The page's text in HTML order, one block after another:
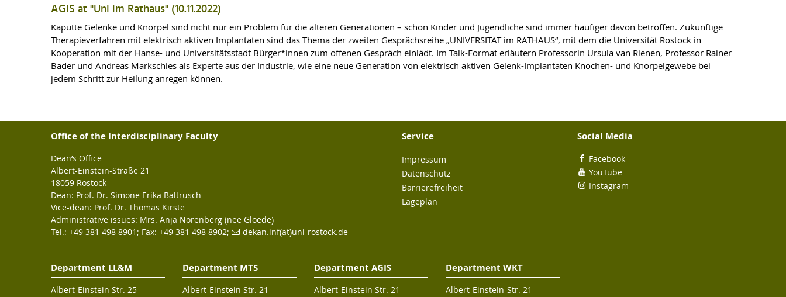
AGIS at "Uni im Rathaus" (10.11.2022)
Kaputte Gelenke und Knorpel sind nicht nur ein Problem für die älteren Generationen – schon Kinder und Jugendliche sind immer häufiger davon betroffen. Zukünftige
Therapieverfahren mit elektrisch aktiven Implantaten sind das Thema der zweiten Gesprächsreihe „UNIVERSITÄT im RATHAUS“, mit dem die Universität Rostock in
Kooperation mit der Hanse- und Universitätsstadt Bürger*innen zum offenen Gespräch einlädt. Im Talk-Format erläutern Professorin Ursula van Rienen, Professor Rainer
Bader und Andreas Markschies als Experte aus der Industrie, wie eine neue Generation von elektrisch aktiven Gelenk-Implantaten Knochen- und Knorpelgewebe bei
jedem Schritt zur Heilung anregen können.
Office of the Interdisciplinary Faculty
Dean‘s Office
Albert-Einstein-Straße 21
18059 Rostock
Dean: Prof. Dr. Simone Erika Baltrusch
Vice-dean: Prof. Dr. Thomas Kirste
Administrative issues: Mrs. Anja Nörenberg (nee Gloede)
Tel.: +49 381 498 8901; Fax: +49 381 498 8902;
dekan.inf(at)uni-rostock.de
Service
Impressum
Datenschutz
Barrierefreiheit
Lageplan
Department LL&M
Albert-Einstein Str. 25
Department MTS
Albert-Einstein Str. 21
Department AGIS
Albert-Einstein Str. 21
Department WKT
Albert-Einstein-Str. 21
Social Media
Facebook
YouTube
Instagram